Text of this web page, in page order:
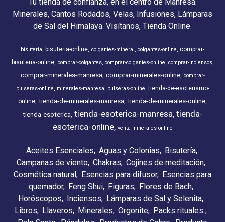
Minerales, Cantos Rodados, Velas, Infusiones, Lámparas
de Sal del Himalaya. Visítanos, Tienda Online.
bisuteria bisuteria-online colgantes-mineral colgantes-online
comprar-
bisuteria-online comprar-colgantes comprar-colgantes-online comprar-inciensos
comprar-minerales-manresa comprar-minerales-online comprar-
pulseras-online
minerales-manresa pulseras-online tienda-de-esoterismo-
online tienda-de-minerales-manresa tienda-de-minerales-online
tienda-esoterica tienda-esoterica-manresa tienda-
esoterica-online venta-minerales-online
Aceites Esenciales Aguas y Colonias
Bisutería
Campanas de viento Chakras Cojines de meditación
Cosmética natural Esencias para difusor Esencias para
quemador
Feng Shui Figuras
Flores de Bach
Horóscopos
Inciensos
Lámparas de Sal y Selenita
Libros
Llaveros Minerales Orgonite Packs rituales